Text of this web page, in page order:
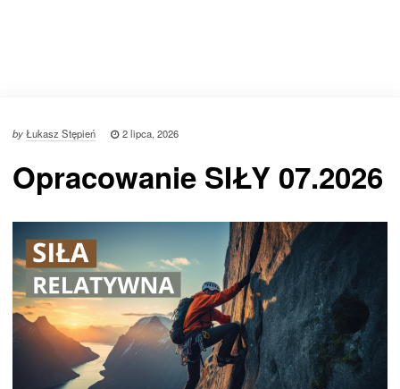
byŁukasz Stępień 2 lipca, 2026
Opracowanie SIŁY 07.2026